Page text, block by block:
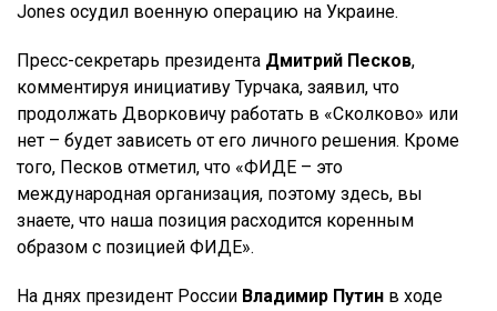
Jones осудил военную операцию на Украине.
Пресс-секретарь президента Дмитрий Песков,
комментируя инициативу Турчака, заявил, что
продолжать Дворковичу работать в «Сколково» или
нет – будет зависеть от его личного решения. Кроме
того, Песков отметил, что «ФИДЕ – это
международная организация, поэтому здесь, вы
знаете, что наша позиция расходится коренным
образом с позицией ФИДЕ».
На днях президент России Владимир Путин в ходе